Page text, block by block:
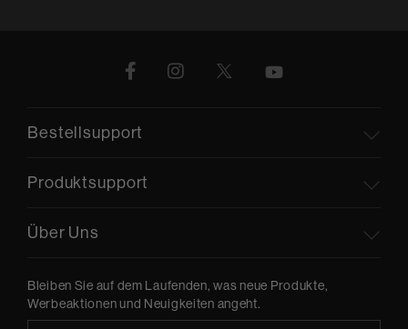
Bestellsupport
Produktsupport
Über Uns
Bleiben Sie auf dem Laufenden, was neue Produkte,
Werbeaktionen und Neuigkeiten angeht.